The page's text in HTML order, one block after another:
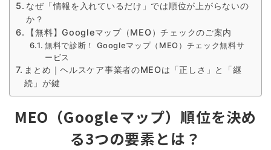
なぜ「情報を入れているだけ」では順位が上がらないの
か？
【無料】Googleマップ（MEO）チェックのご案内
無料で診断！ Googleマップ（MEO）チェック無料サ
ービス
まとめ｜ヘルスケア事業者のMEOは「正しさ」と「継
続」が鍵
MEO（Googleマップ）順位を決め
る3つの要素とは？